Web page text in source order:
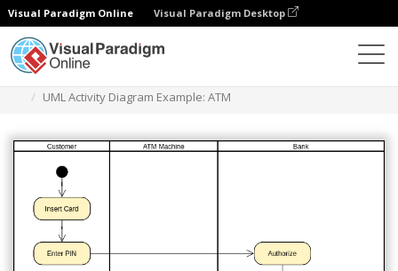
Visual Paradigm Online Visual Paradigm Desktop
UML Activity Diagram Example: ATM